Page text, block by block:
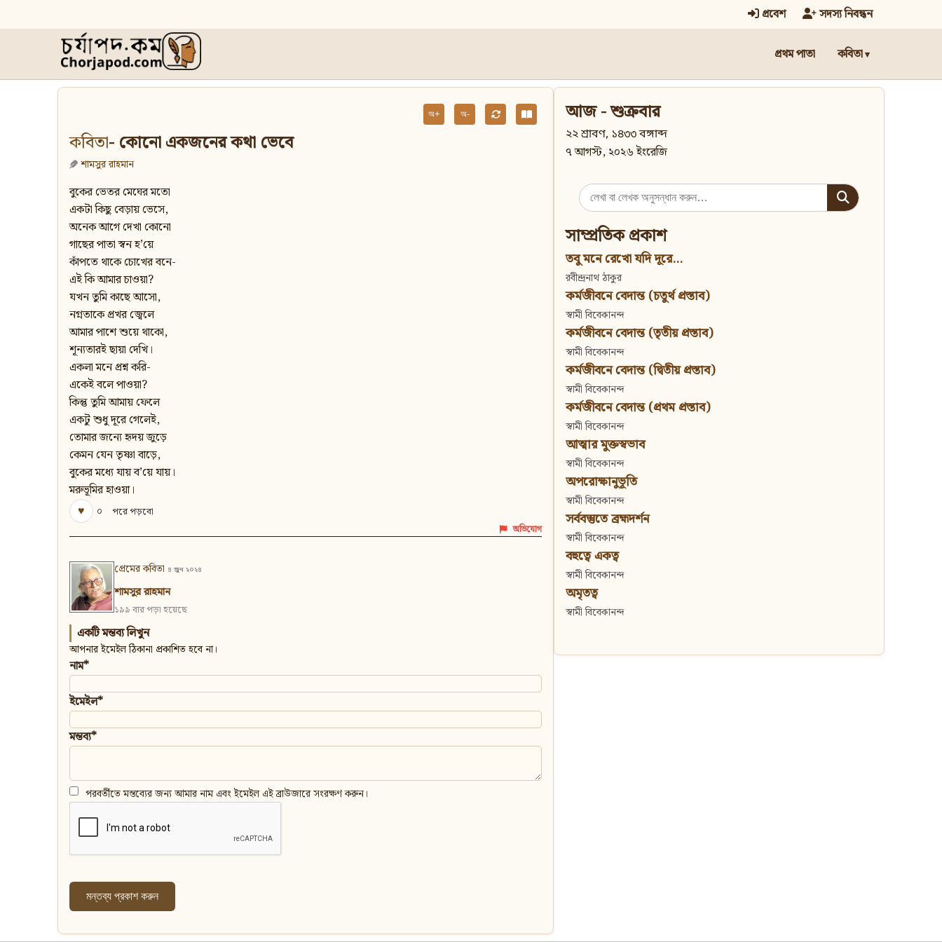
প্রবেশ সদস্য নিবন্ধন
প্রথম পাতা কবিতা
অ+ অ-
কবিতা- কোনো একজনের কথা ভেবে
শামসুর রাহমান
বুকের ভেতর মেঘের মতো
একটা কিছু বেড়ায় ভেসে,
অনেক আগে দেখা কোনো
গাছের পাতা স্বন হ’য়ে
কাঁপতে থাকে চোখের বনে-
এই কি আমার চাওয়া?
যখন তুমি কাছে আসো,
নগ্নতাকে প্রখর জ্বেলে
আমার পাশে শুয়ে থাকো,
শূন্যতারই ছায়া দেখি।
একলা মনে প্রশ্ন করি-
একেই বলে পাওয়া?
কিন্তু তুমি আমায় ফেলে
একটু শুধু দূরে গেলেই,
তোমার জন্যে হৃদয় জুড়ে
কেমন যেন তৃষ্ণা বাড়ে,
বুকের মধ্যে যায় ব’য়ে যায়।
মরুভূমির হাওয়া।
♥
০ পরে পড়বো
অভিযোগ
প্রেমের কবিতা ৪ জুন ২০২৪
শামসুর রাহমান
১৯৯ বার পড়া হয়েছে
একটি মন্তব্য লিখুন
আপনার ইমেইল ঠিকানা প্রকাশিত হবে না।
নাম*
ইমেইল*
মন্তব্য*
পরবর্তীতে মন্তব্যের জন্য আমার নাম এবং ইমেইল এই ব্রাউজারে সংরক্ষণ করুন।
আজ - শুক্রবার
২২ শ্রাবণ, ১৪৩৩ বঙ্গাব্দ
৭ আগস্ট, ২০২৬ ইংরেজি
Search
for:
সাম্প্রতিক প্রকাশ
তবু মনে রেখো যদি দূরে...
রবীন্দ্রনাথ ঠাকুর
কর্মজীবনে বেদান্ত (চতুর্থ প্রস্তাব)
স্বামী বিবেকানন্দ
কর্মজীবনে বেদান্ত (তৃতীয় প্রস্তাব)
স্বামী বিবেকানন্দ
কর্মজীবনে বেদান্ত (দ্বিতীয় প্রস্তাব)
স্বামী বিবেকানন্দ
কর্মজীবনে বেদান্ত (প্রথম প্রস্তাব)
স্বামী বিবেকানন্দ
আত্মার মুক্তস্বভাব
স্বামী বিবেকানন্দ
অপরোক্ষানুভূতি
স্বামী বিবেকানন্দ
সর্ববস্তুতে ব্রহ্মদর্শন
স্বামী বিবেকানন্দ
বহুত্বে একত্ব
স্বামী বিবেকানন্দ
অমৃতত্ব
স্বামী বিবেকানন্দ